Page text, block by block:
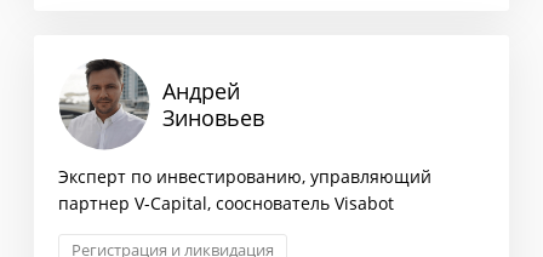
Андрей
Зиновьев
Эксперт по инвестированию, управляющий
партнер V-Capital, сооснователь Visabot
Регистрация и ликвидация